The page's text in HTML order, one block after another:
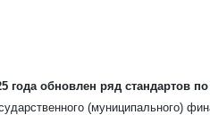
года обновлен ряд стандартов
(муниципального)